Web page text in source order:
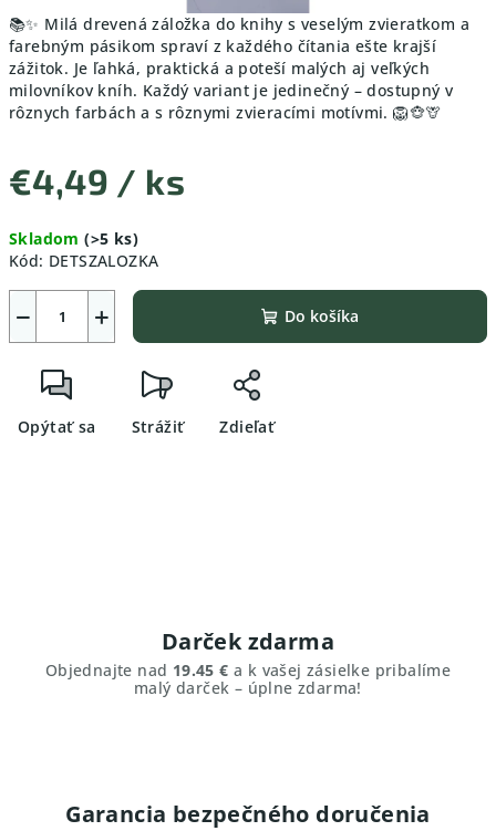
📚✨ Milá drevená záložka do knihy s veselým zvieratkom a
farebným pásikom spraví z každého čítania ešte krajší
zážitok. Je ľahká, praktická a poteší malých aj veľkých
milovníkov kníh. Každý variant je jedinečný – dostupný v
rôznych farbách a s rôznymi zvieracími motívmi. 🦁🐵🦒
€4,49 / ks
cena:
Skladom(>5 ks)
Kód: DETSZALOZKA
+
− Do košíka
Opýtať sa Strážiť Zdieľať
Darček zdarma
Objednajte nad 19.45 € a k vašej zásielke pribalíme
malý darček – úplne zdarma!
Garancia bezpečného doručenia